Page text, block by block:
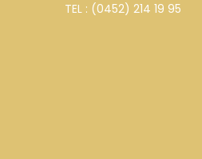
TEL : (0452) 214 19 95